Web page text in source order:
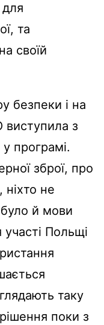
та
своїй
безпеки і на
виступила з
програмі.
зброї, про
ніхто не
й мови
Польщі
таку
поки з